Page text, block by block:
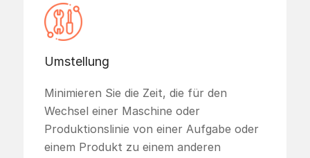
Umstellung
Minimieren Sie die Zeit, die für den
Wechsel einer Maschine oder
Produktionslinie von einer Aufgabe oder
einem Produkt zu einem anderen